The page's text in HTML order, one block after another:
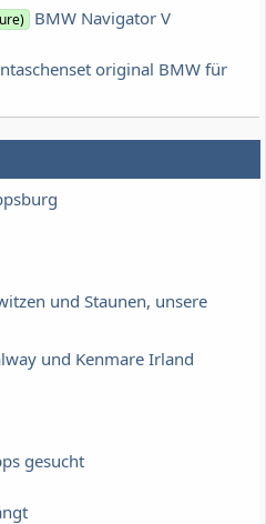
BMW Navigator V
original BMW für
und Staunen, unsere
und Kenmare Irland
gesucht